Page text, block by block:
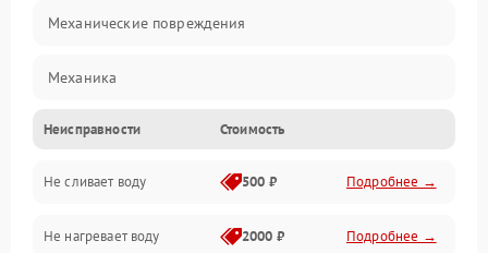
Механические повреждения
Механика
Управление
Электропитание
Датчики
Неисправности Стоимость
Не сливает воду 500 ₽ Подробнее →
Не нагревает воду 2000 ₽ Подробнее →